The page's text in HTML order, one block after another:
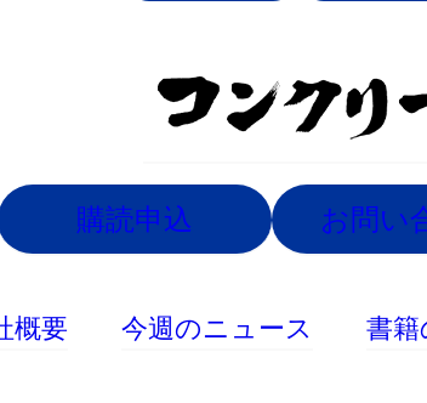
購読申込 お問い
概要 今週のニュース 書籍